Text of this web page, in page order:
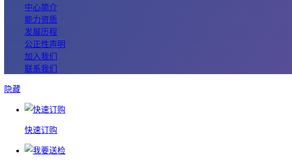
中心简介
能力资质
发展历程
公正性声明
加入我们
联系我们
隐藏
快速订购